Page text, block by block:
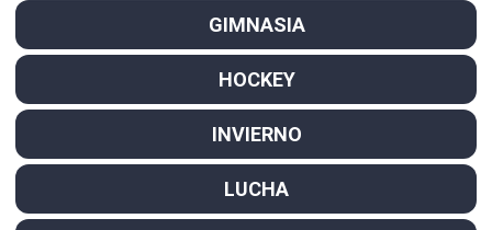
GIMNASIA
HOCKEY
INVIERNO
LUCHA